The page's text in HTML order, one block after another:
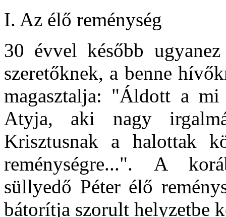
I. Az élő reménység
30 évvel később
szeretőknek, a benne
magasztalja: "Áldott a
Atyja, aki nagy
Krisztusnak a halottak
reménységre...". A
süllyedő Péter élő
bátorítja szorult helyzetbe